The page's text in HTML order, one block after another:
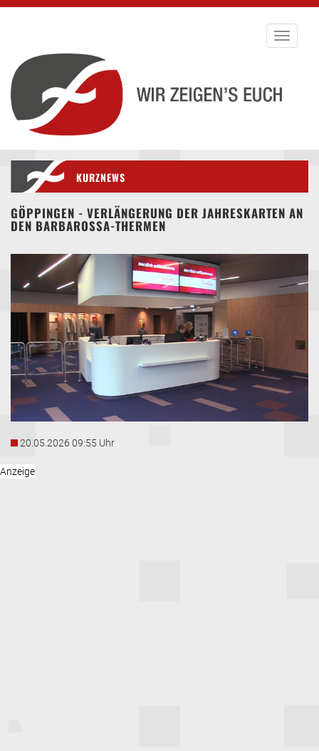
Toggle
KURZNEWS
GÖPPINGEN - VERLÄNGERUNG DER JAHRESKARTEN AN
DEN BARBAROSSA-THERMEN
20.05.2026 09:55 Uhr